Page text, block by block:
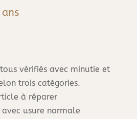
vérifiés avec minutie et
trois catégories.
à réparer
usure normale